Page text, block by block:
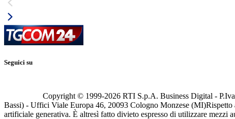
Seguici su
Copyright © 1999-2026 RTI S.p.A. Business Digital -
Bassi) - Uffici Viale Europa 46, 20093 Cologno Monzese (MI)Rispetto
artificiale generativa. È altresì fatto divieto espresso di utilizzare mezzi